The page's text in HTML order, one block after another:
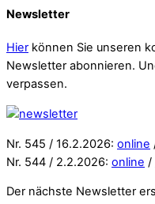
Newsletter
Hier können Sie unseren
Newsletter abonnieren.
verpassen.
Nr. 545 / 16.2.2026: online
Nr. 544 / 2.2.2026: online /
Der nächste Newsletter